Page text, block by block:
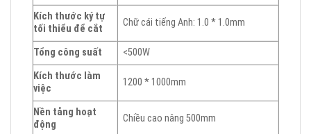
Kích thước ký tự
tối thiểu để cắt
Chữ cái tiếng Anh: 1.0 * 1.0mm
Tổng công suất
<500W
Kích thước làm
việc
1200 * 1000mm
Nền tảng hoạt
động
Chiều cao nâng 500mm